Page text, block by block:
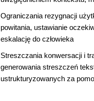
Ograniczania rezygnacji
powitania, ustawianie
eskalację do człowieka
Streszczania konwersacji i
generowania streszczeń
ustrukturyzowanych za